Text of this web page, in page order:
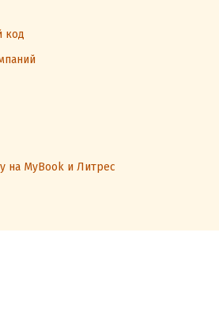
код
на MyBook и Литрес